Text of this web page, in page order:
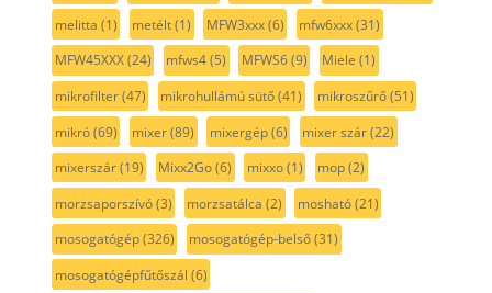
melitta (1) metélt(1) MFW3xxx(6) mfw6xxx(31)
MFW45XXX(24) mfws4(5) MFWS6(9) Miele (1)
mikrofilter(47) mikrohullámú sütő(41) mikroszűrő(51)
mikró(69) mixer(89) mixergép(6) mixer szár(22)
mixerszár(19) Mixx2Go(6) mixxo(1) mop(2)
morzsaporszívó(3) morzsatálca (2) mosható(21)
mosogatógép(326) mosogatógép-belső(31)
mosogatógépfűtőszál (6)